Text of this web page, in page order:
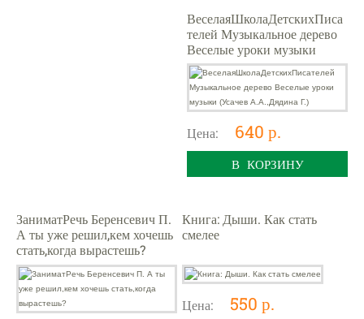
ВеселаяШколаДетскихПиса
телей Музыкальное дерево
Веселые уроки музыки
(Усачев А.А.,Дядина Г.)
Цена: 640 р.
В КОРЗИНУ
ЗаниматРечь Беренсевич П.
А ты уже решил,кем хочешь
стать,когда вырастешь?
Книга: Дыши. Как стать
смелее
Цена: 550 р.